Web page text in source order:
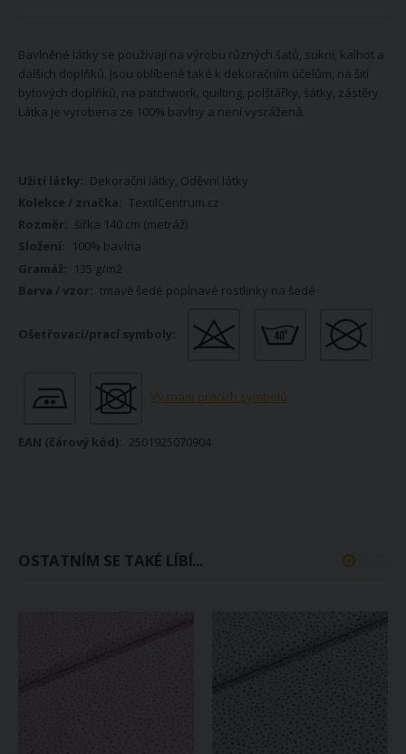
Bavlněné látky se používají na výrobu různých šatů, sukní, kalhot a
dalších doplňků. Jsou oblíbené také k dekoračním účelům, na šití
bytových doplňků, na patchwork, quilting, polštářky, šátky, zástěry.
Látka je vyrobena ze 100% bavlny a není vysrážená.
Více
informací
Dekorační látky, Oděvní látky
TextilCentrum.cz
šířka 140 cm (metráž)
100% bavlna
135 g/m2
tmavě šedé popínavé rostlinky na šedé
Význam pracích symbolů
2501925070904
OSTATNÍM SE TAKÉ LÍBÍ...